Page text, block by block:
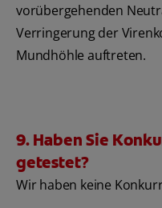
vorübergehenden
Verringerung der
Mundhöhle auftreten.
9. Haben Sie
getestet?
Wir haben keine